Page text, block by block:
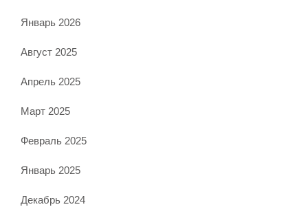
Январь 2026
Август 2025
Апрель 2025
Март 2025
Февраль 2025
Январь 2025
Декабрь 2024